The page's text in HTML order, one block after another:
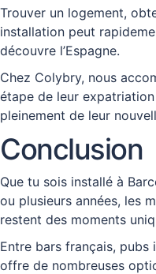
Trouver un logement,
installation peut
découvre l’Espagne.
Chez Colybry, nous
étape de leur
pleinement de leur
Conclusion
Que tu sois installé à
ou plusieurs années, les
restent des moments
Entre bars français,
offre de nombreuses